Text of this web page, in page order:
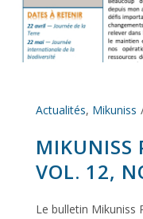
Actualités, Mikuniss
MIKUNISS
VOL. 12,
Le bulletin Mikuniss